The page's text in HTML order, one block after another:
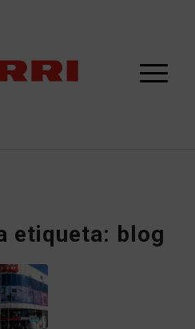
etiqueta: blog